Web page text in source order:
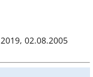
02.08.2005